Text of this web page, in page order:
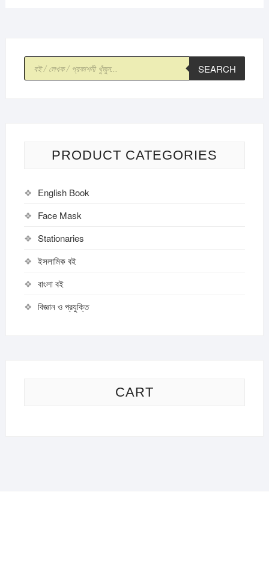
Products
search SEARCH
PRODUCT CATEGORIES
English Book
Face Mask
Stationaries
ইসলামিক বই
বাংলা বই
বিজ্ঞান ও প্রযুক্তি
CART